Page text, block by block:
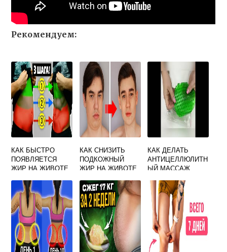
Рекомендуем:
КАК БЫСТРО
ПОЯВЛЯЕТСЯ
ЖИР НА ЖИВОТЕ
КАК СНИЗИТЬ
ПОДКОЖНЫЙ
ЖИР НА ЖИВОТЕ
КАК ДЕЛАТЬ
АНТИЦЕЛЛЮЛИТН
ЫЙ МАССАЖ